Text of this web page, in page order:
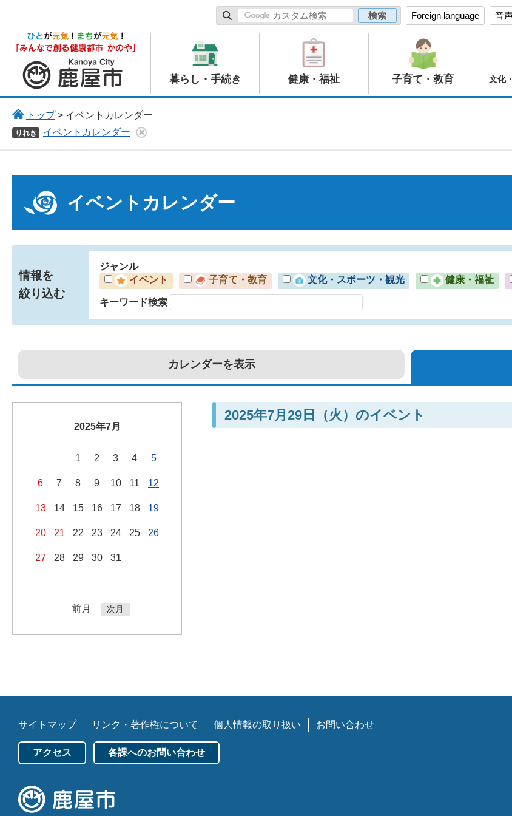
Foreign language 音
鹿屋市
暮らし・手続き 健康・福祉 子育て・教育 文化
トップ> イベントカレンダー
りれき イベントカレンダー
イベントカレンダー
情報を
絞り込む
ジャンル
イベント
子育て・教育 文化・スポーツ・観光 健康・福祉
キーワード検索
カレンダーを表示
2025年7月
1 2 3 4 5
6 7 8 9 10 11 12
13 14 15 16 17 18 19
20 21 22 23 24 25 26
27 28 29 30 31
前月 次月
2025年7月29日（火）のイベント
サイトマップ リンク・著作権について 個人情報の取り扱い お問い合わせ
アクセス 各課へのお問い合わせ